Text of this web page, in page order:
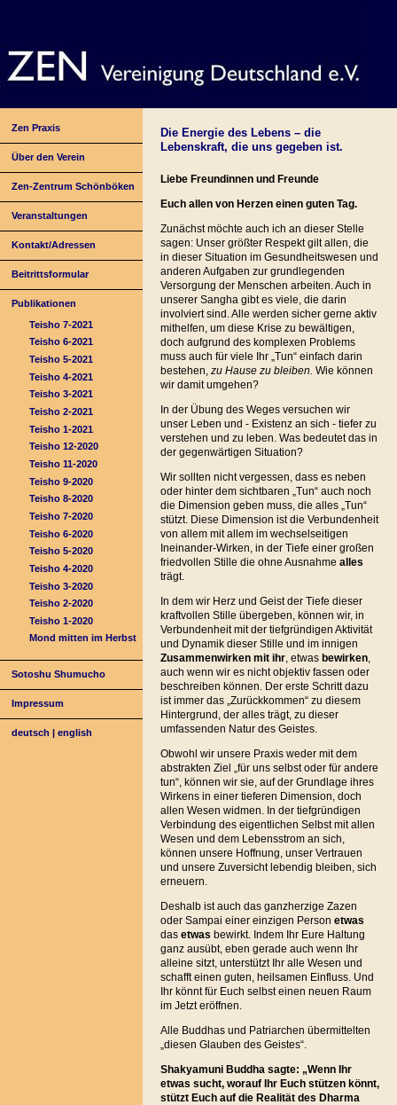
Zen Praxis
Über den Verein
Zen-Zentrum Schönböken
Veranstaltungen
Kontakt/Adressen
Beitrittsformular
Publikationen
Teisho 7-2021
Teisho 6-2021
Teisho 5-2021
Teisho 4-2021
Teisho 3-2021
Teisho 2-2021
Teisho 1-2021
Teisho 12-2020
Teisho 11-2020
Teisho 9-2020
Teisho 8-2020
Teisho 7-2020
Teisho 6-2020
Teisho 5-2020
Teisho 4-2020
Teisho 3-2020
Teisho 2-2020
Teisho 1-2020
Mond mitten im Herbst
Sotoshu Shumucho
Impressum
deutsch |english
Die Energie des Lebens – die
Lebenskraft, die uns gegeben ist.
Liebe Freundinnen und Freunde
Euch allen von Herzen einen guten Tag.
Zunächst möchte auch ich an dieser Stelle
sagen: Unser größter Respekt gilt allen, die
in dieser Situation im Gesundheitswesen und
anderen Aufgaben zur grundlegenden
Versorgung der Menschen arbeiten. Auch in
unserer Sangha gibt es viele, die darin
involviert sind. Alle werden sicher gerne aktiv
mithelfen, um diese Krise zu bewältigen,
doch aufgrund des komplexen Problems
muss auch für viele Ihr „Tun“ einfach darin
bestehen, zu Hause zu bleiben. Wie können
wir damit umgehen?
In der Übung des Weges versuchen wir
unser Leben und - Existenz an sich - tiefer zu
verstehen und zu leben. Was bedeutet das in
der gegenwärtigen Situation?
Wir sollten nicht vergessen, dass es neben
oder hinter dem sichtbaren „Tun“ auch noch
die Dimension geben muss, die alles „Tun“
stützt. Diese Dimension ist die Verbundenheit
von allem mit allem im wechselseitigen
Ineinander-Wirken, in der Tiefe einer großen
friedvollen Stille die ohne Ausnahme alles
trägt.
In dem wir Herz und Geist der Tiefe dieser
kraftvollen Stille übergeben, können wir, in
Verbundenheit mit der tiefgründigen Aktivität
und Dynamik dieser Stille und im innigen
Zusammenwirken mit ihr, etwas bewirken,
auch wenn wir es nicht objektiv fassen oder
beschreiben können. Der erste Schritt dazu
ist immer das „Zurückkommen“ zu diesem
Hintergrund, der alles trägt, zu dieser
umfassenden Natur des Geistes.
Obwohl wir unsere Praxis weder mit dem
abstrakten Ziel „für uns selbst oder für andere
tun“, können wir sie, auf der Grundlage ihres
Wirkens in einer tieferen Dimension, doch
allen Wesen widmen. In der tiefgründigen
Verbindung des eigentlichen Selbst mit allen
Wesen und dem Lebensstrom an sich,
können unsere Hoffnung, unser Vertrauen
und unsere Zuversicht lebendig bleiben, sich
erneuern.
Deshalb ist auch das ganzherzige Zazen
oder Sampai einer einzigen Person etwas
das etwas bewirkt. Indem Ihr Eure Haltung
ganz ausübt, eben gerade auch wenn Ihr
alleine sitzt, unterstützt Ihr alle Wesen und
schafft einen guten, heilsamen Einfluss. Und
Ihr könnt für Euch selbst einen neuen Raum
im Jetzt eröffnen.
Alle Buddhas und Patriarchen übermittelten
„diesen Glauben des Geistes“.
Shakyamuni Buddha sagte: „Wenn Ihr
etwas sucht, worauf Ihr Euch stützen könnt,
stützt Euch auf die Realität des Dharma